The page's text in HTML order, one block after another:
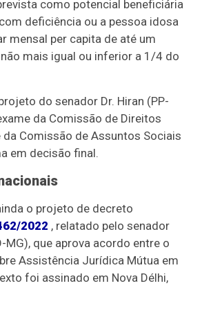
como potencial beneficiária
deficiência ou a pessoa idosa
mensal per capita de até um
mais igual ou inferior a 1/4 do
do senador Dr. Hiran (PP-
da Comissão de Direitos
da Comissão de Assuntos Sociais
em decisão final.
o projeto de decreto
2022 , relatado pelo senador
MG), que aprova acordo entre o
Assistência Jurídica Mútua em
foi assinado em Nova Délhi,